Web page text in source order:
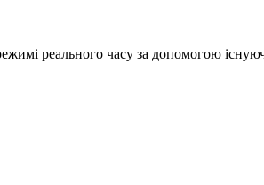
реального часу за допомогою